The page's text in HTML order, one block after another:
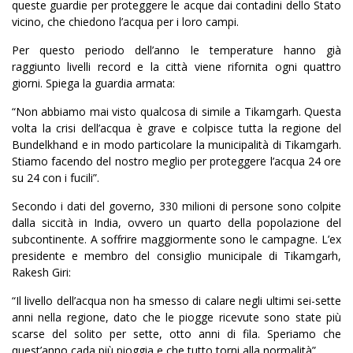
queste guardie per proteggere le acque dai contadini dello Stato
vicino, che chiedono l’acqua per i loro campi.
Per questo periodo dell’anno le temperature hanno già
raggiunto livelli record e la città viene rifornita ogni quattro
giorni. Spiega la guardia armata:
“Non abbiamo mai visto qualcosa di simile a Tikamgarh. Questa
volta la crisi dell’acqua è grave e colpisce tutta la regione del
Bundelkhand e in modo particolare la municipalità di Tikamgarh.
Stiamo facendo del nostro meglio per proteggere l’acqua 24 ore
su 24 con i fucili”.
Secondo i dati del governo, 330 milioni di persone sono colpite
dalla siccità in India, ovvero un quarto della popolazione del
subcontinente. A soffrire maggiormente sono le campagne. L’ex
presidente e membro del consiglio municipale di Tikamgarh,
Rakesh Giri:
“Il livello dell’acqua non ha smesso di calare negli ultimi sei-sette
anni nella regione, dato che le piogge ricevute sono state più
scarse del solito per sette, otto anni di fila. Speriamo che